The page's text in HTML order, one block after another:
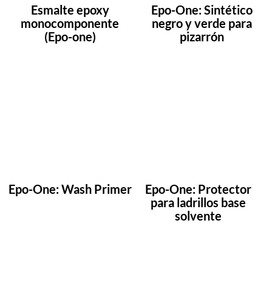
Esmalte epoxy
monocomponente
(Epo-one)
Epo-One: Sintético
negro y verde para
pizarrón
Epo-One: Wash Primer
Epo-One: Protector
para ladrillos base
solvente